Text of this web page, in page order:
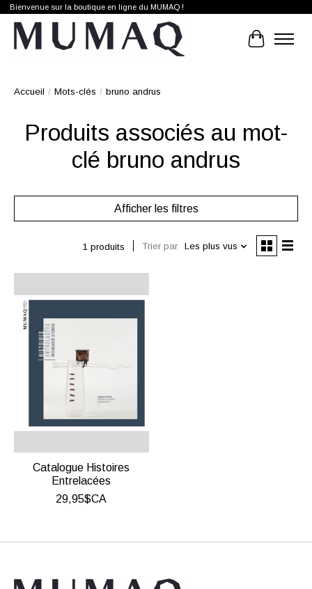
Bienvenue sur la boutique en ligne du MUMAQ !
Panier
Accueil / Mots-clés / bruno andrus
Produits associés au mot-
clé bruno andrus
Afficher les filtres
1 produits Trier par Les plus vus
Catalogue Histoires
Entrelacées
29,95$CA